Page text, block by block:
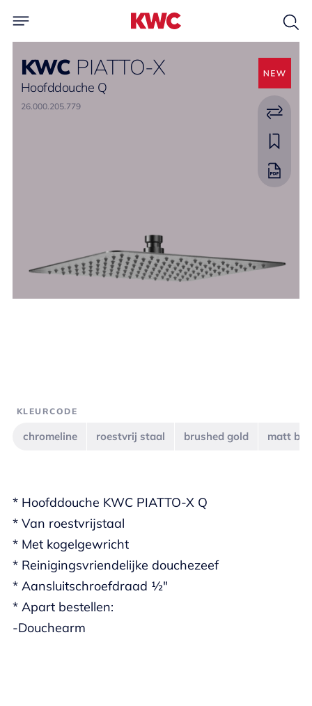
KWC PIATTO-X
Hoofddouche Q
26.000.205.779
* Hoofddouche KWC PIATTO-X Q
* Van roestvrijstaal
* Met kogelgewricht
* Reinigingsvriendelijke douchezeef
* Aansluitschroefdraad ½"
* Apart bestellen:
-Douchearm
KLEURCODE
chromeline roestvrij staal brushed gold matt